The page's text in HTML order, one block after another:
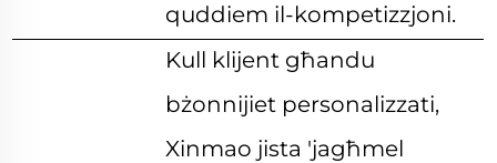
quddiem il-kompetizzjoni.
Kull klijent għandu
bżonnijiet personalizzati,
Xinmao jista 'jagħmel